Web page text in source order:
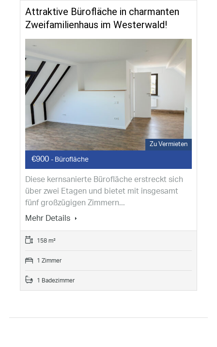
Attraktive Bürofläche in charmanten
Zweifamilienhaus im Westerwald!
Zu Vermieten
€900 - Bürofläche
Diese kernsanierte Bürofläche erstreckt sich
über zwei Etagen und bietet mit insgesamt
fünf großzügigen Zimmern...
Mehr Details
158 m²
1 Zimmer
1 Badezimmer